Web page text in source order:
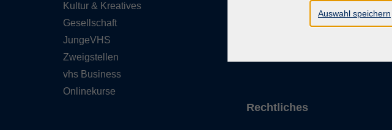
Kultur & Kreatives
Gesellschaft
JungeVHS
Zweigstellen
vhs Business
Onlinekurse
Widerruf einer Buchung
Rechtliches
Auswahl speichern